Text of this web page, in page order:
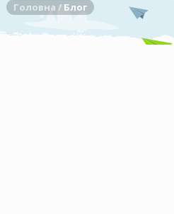
Головна / Блог